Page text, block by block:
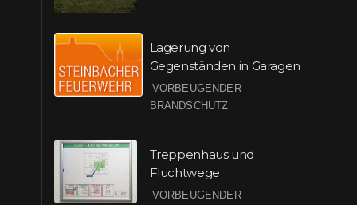
Lagerung von
Gegenständen in Garagen
VORBEUGENDER
BRANDSCHUTZ
Treppenhaus und
Fluchtwege
VORBEUGENDER